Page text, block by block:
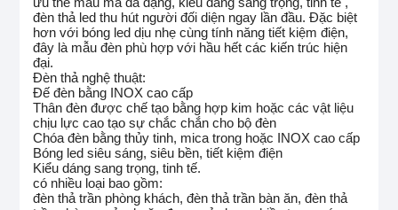
đèn thả led thu hút người đối diện ngay lần đầu. Đặc biệt
hơn với bóng led dịu nhẹ cùng tính năng tiết kiệm điện,
đây là mẫu đèn phù hợp với hầu hết các kiến trúc hiện
đại.
Đèn thả nghệ thuật:
Đế đèn bằng INOX cao cấp
Thân đèn được chế tạo bằng hợp kim hoặc các vật liệu
chịu lực cao tạo sự chắc chắn cho bộ đèn
Chóa đèn bằng thủy tinh, mica trong hoặc INOX cao cấp
Bóng led siêu sáng, siêu bền, tiết kiệm điện
Kiểu dáng sang trọng, tinh tế.
có nhiều loại bao gồm:
đèn thả trần phòng khách, đèn thả trần bàn ăn, đèn thả